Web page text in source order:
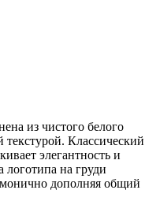
из чистого белого
Классический
элегантность и
на груди
дополняя общий